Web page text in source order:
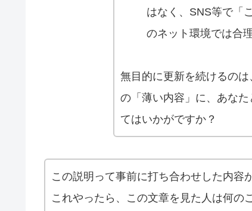
はなく、SNS等で「
のネット環境では合
無目的に更新を続けるの
の「薄い内容」に、あな
てはいかがですか？
この説明って事前に打ち合わせした内容
これやったら、この文章を見た人は何の